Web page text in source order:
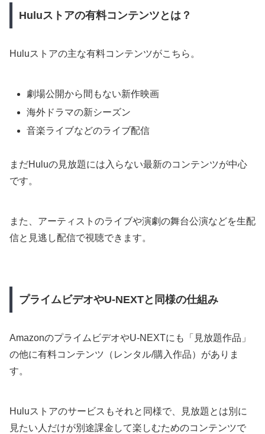
Huluストアの有料コンテンツとは？
Huluストアの主な有料コンテンツがこちら。
劇場公開から間もない新作映画
海外ドラマの新シーズン
音楽ライブなどのライブ配信
まだHuluの見放題には入らない最新のコンテンツが中心
です。
また、アーティストのライブや演劇の舞台公演などを生配
信と見逃し配信で視聴できます。
プライムビデオやU-NEXTと同様の仕組み
AmazonのプライムビデオやU-NEXTにも「見放題作品」
の他に有料コンテンツ（レンタル/購入作品）がありま
す。
Huluストアのサービスもそれと同様で、見放題とは別に
見たい人だけが別途課金して楽しむためのコンテンツで